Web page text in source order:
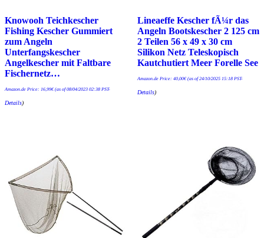
Knowooh Teichkescher
Fishing Kescher Gummiert
zum Angeln
Unterfangskescher
Angelkescher mit Faltbare
Fischernetz…
Amazon.de Price: 16,99€(as of 08/04/2023 02:38 PST-
Details)
Lineaeffe Kescher fÃ¼r das
Angeln Bootskescher 2 125 cm
2 Teilen 56 x 49 x 30 cm
Silikon Netz Teleskopisch
Kautchutiert Meer Forelle See
Amazon.de Price: 40,00€(as of 24/10/2025 15:18 PST-
Details)